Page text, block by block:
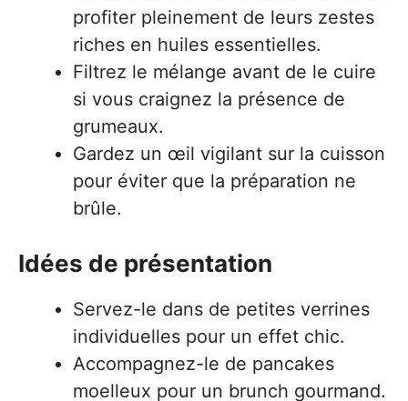
profiter pleinement de leurs zestes
riches en huiles essentielles.
Filtrez le mélange avant de le cuire
si vous craignez la présence de
grumeaux.
Gardez un œil vigilant sur la cuisson
pour éviter que la préparation ne
brûle.
Idées de présentation
Servez-le dans de petites verrines
individuelles pour un effet chic.
Accompagnez-le de pancakes
moelleux pour un brunch gourmand.